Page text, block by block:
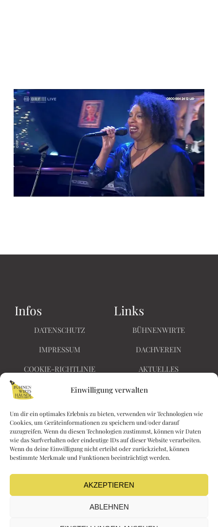
Einwilligung verwalten
Um dir ein optimales Erlebnis zu bieten, verwenden wir Technologien wie
Cookies, um Geräteinformationen zu speichern und/oder darauf
zuzugreifen. Wenn du diesen Technologien zustimmst, können wir Daten
wie das Surfverhalten oder eindeutige IDs auf dieser Website verarbeiten.
Wenn du deine Einwilligung nicht erteilst oder zurückziehst, können
bestimmte Merkmale und Funktionen beeinträchtigt werden.
AKZEPTIEREN
ABLEHNEN
Infos
DATENSCHUTZ
IMPRESSUM
COOKIE-RICHTLINIE
BARRIEREFREIHEIT
Links
BÜHNENWIRTE
DACHVEREIN
AKTUELLES
KONTAKT
Kaiserin Elisabethstraße
28
2340 Mödling
kontakt@buehnenwi
rtshaeuser.at
Nichts
verpassen!
F
a
e
o
n
t